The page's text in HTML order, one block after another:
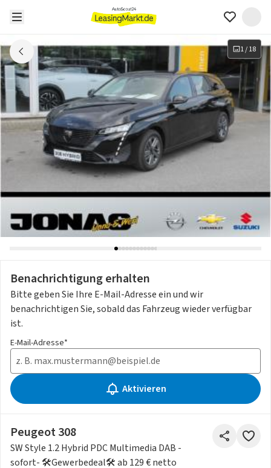
1/18
Benachrichtigung erhalten
Bitte geben Sie Ihre E-Mail-Adresse ein und wir
benachrichtigen Sie, sobald das Fahrzeug wieder verfügbar
ist.
E-Mail-Adresse*
Aktivieren
Peugeot 308
SW Style 1.2 Hybrid PDC Multimedia DAB -
sofort- 🛠Gewerbedeal🛠 ab 129 € netto